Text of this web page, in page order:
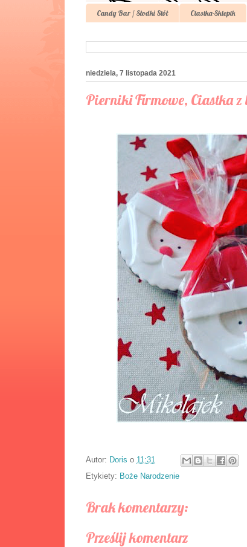
Candy Bar / Słodki Stół Ciastka-Sklepik
niedziela, 7 listopada 2021
Pierniki Firmowe, Ciastka
Autor: Doris o 11:31
Etykiety: Boże Narodzenie
Brak komentarzy:
Prześlij komentarz